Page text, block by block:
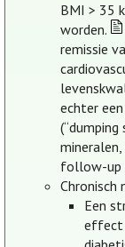
BMI > 35
worden.
remissie
echter
follow-up
Chronisch
Een
effect